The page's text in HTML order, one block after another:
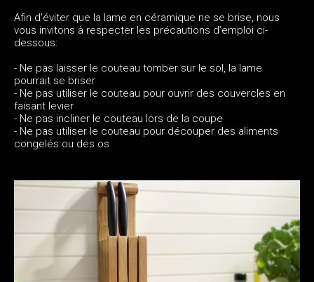
Afin d'éviter que la lame en céramique ne se brise, nous
vous invitons à respecter les précautions d’emploi ci-
dessous:
- Ne pas laisser le couteau tomber sur le sol, la lame
pourrait se briser
- Ne pas utiliser le couteau pour ouvrir des couvercles en
faisant levier
- Ne pas incliner le couteau lors de la coupe
- Ne pas utiliser le couteau pour découper des aliments
congelés ou des os